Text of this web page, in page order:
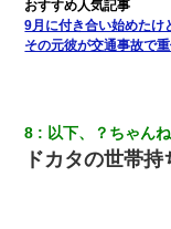
ル薔薇色ひこう疹」
旦那が長男のDNA鑑
りウワキしてたんだ
9月に付き合い始めたけ
その元彼が交通事故で
8 以下、？ちゃん
ドカタの世帯